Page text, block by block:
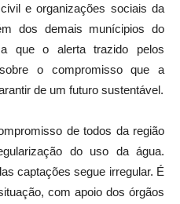
e organizações sociais da
dos demais munícipios do
que o alerta trazido pelos
o compromisso que a
de um futuro sustentável.
de todos da região
do uso da água.
captações segue irregular. É
com apoio dos órgãos